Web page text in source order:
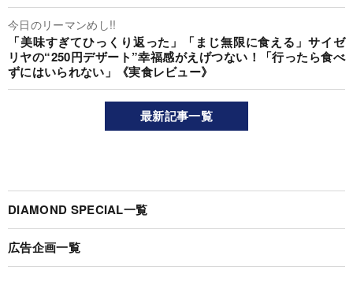
今日のリーマンめし!!
「美味すぎてひっくり返った」「まじ無限に食える」サイゼ
リヤの“250円デザート”幸福感がえげつない！「行ったら食べ
ずにはいられない」《実食レビュー》
最新記事一覧
DIAMOND SPECIAL一覧
広告企画一覧